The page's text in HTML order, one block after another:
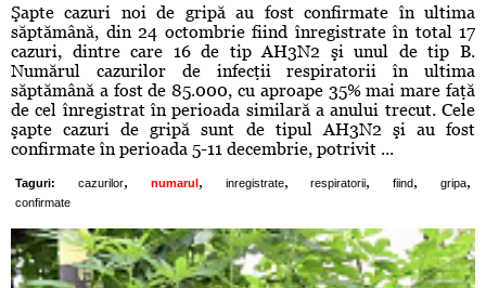
Şapte cazuri noi de gripă au fost confirmate în ultima
săptămână, din 24 octombrie fiind înregistrate în total 17
cazuri, dintre care 16 de tip AH3N2 şi unul de tip B.
Numărul cazurilor de infecţii respiratorii în ultima
săptămână a fost de 85.000, cu aproape 35% mai mare faţă
de cel înregistrat în perioada similară a anului trecut. Cele
şapte cazuri de gripă sunt de tipul AH3N2 şi au fost
confirmate în perioada 5-11 decembrie, potrivit ...
Taguri: cazurilor, numarul , inregistrate, respiratorii, fiind, gripa,
confirmate